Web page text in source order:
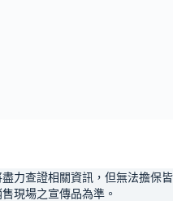
力查證相關資訊，但無法擔保皆
現場之宣傳品為準。